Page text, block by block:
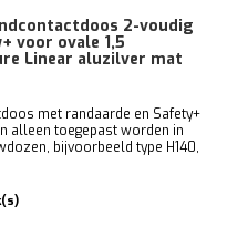
2-voudig
voor ovale 1,5
Linear aluzilver mat
met randaarde en Safety+
alleen toegepast worden in
bijvoorbeeld type H140,